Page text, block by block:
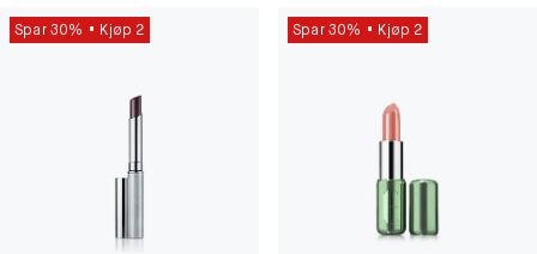
Spar 30% Kjøp 2 Spar 30% Kjøp 2